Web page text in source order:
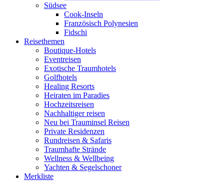
Südsee
Cook-Inseln
Französisch Polynesien
Fidschi
Reisethemen
Boutique-Hotels
Eventreisen
Exotische Traumhotels
Golfhotels
Healing Resorts
Heiraten im Paradies
Hochzeitsreisen
Nachhaltiger reisen
Neu bei Trauminsel Reisen
Private Residenzen
Rundreisen & Safaris
Traumhafte Strände
Wellness & Wellbeing
Yachten & Segelschoner
Merkliste